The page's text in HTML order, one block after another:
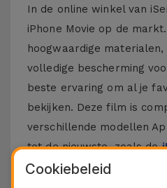
In de online winkel van
iPhone Movie op de
hoogwaardige
volledige bescherming
beste ervaring om al je
bekijken. Deze film is
verschillende modellen
tot de nieuwste, zoals de
deiPhone 16.
Cookiebeleid